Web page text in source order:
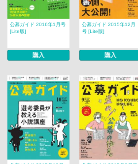
公募ガイド 2016年1月号
[Lite版]
購入
公募ガイド 2015年12月
号 [Lite版]
購入